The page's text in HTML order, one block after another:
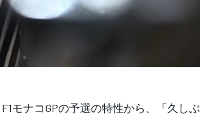
モナコGPの予選の特性から、「久しぶ